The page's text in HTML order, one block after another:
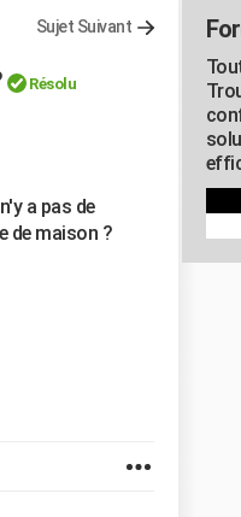
Sujet Suivant
Résolu
a pas de
de maison ?